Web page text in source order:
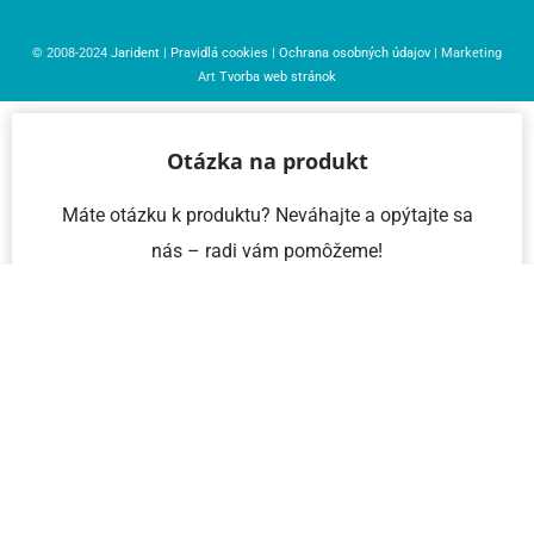
© 2008-2024 Jarident | Pravidlá cookies | Ochrana osobných údajov | Marketing
Art Tvorba web stránok
Otázka na produkt
Máte otázku k produktu? Neváhajte a opýtajte sa
nás – radi vám pomôžeme!